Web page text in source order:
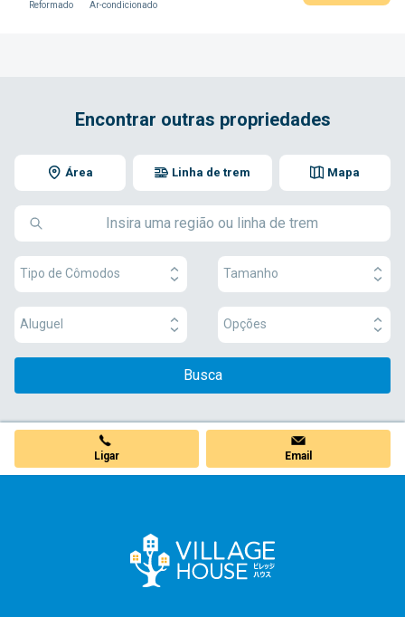
Reformado Ar-condicionado
Encontrar outras propriedades
Área Mapa
Linha de trem
Tipo de Cômodos Tamanho
Aluguel Opções
Busca
Ligar Email